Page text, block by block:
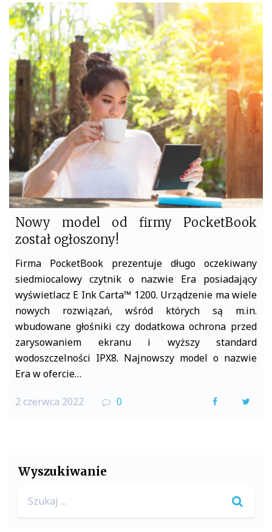
c
e
o
o
k
i
t
t
e
r
Nowy model od firmy PocketBook
został ogłoszony!
Firma PocketBook prezentuje długo oczekiwany
siedmiocalowy czytnik o nazwie Era posiadający
wyświetlacz E Ink Carta™ 1200. Urządzenie ma wiele
nowych rozwiązań, wśród których są m.in.
wbudowane głośniki czy dodatkowa ochrona przed
zarysowaniem ekranu i wyższy standard
wodoszczelności IPX8. Najnowszy model o nazwie
Era w ofercie…
2 czerwca 2022 0
F
Wyszukiwanie
for: